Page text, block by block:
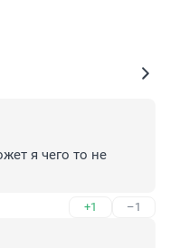
я чего то не
+1 –1